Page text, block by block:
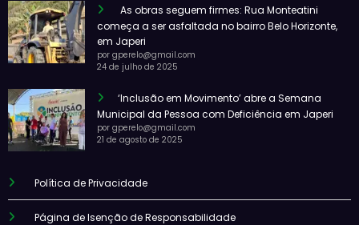
As obras seguem firmes: Rua Monteatini
começa a ser asfaltada no bairro Belo Horizonte,
em Japeri
por gperelo@gmail.com
24 de julho de 2025
‘Inclusão em Movimento’ abre a Semana
Municipal da Pessoa com Deficiência em Japeri
por gperelo@gmail.com
21 de agosto de 2025
Política de Privacidade
Página de Isenção de Responsabilidade